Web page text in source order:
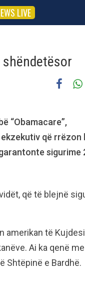
LIVE
“Obamacare”,
që rrëzon
sigurime
që të blejnë
amerikan të
Ai ka qenë
Shtëpinë e Bardhë.